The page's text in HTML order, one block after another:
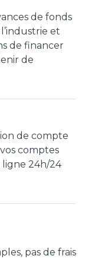
de fonds
et
de financer
de
de compte
comptes
ligne 24h/24
pas de frais